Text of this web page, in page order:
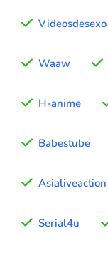
Videosdesexo
Waaw
H-anime
Babestube
Asialiveaction
Serial4u